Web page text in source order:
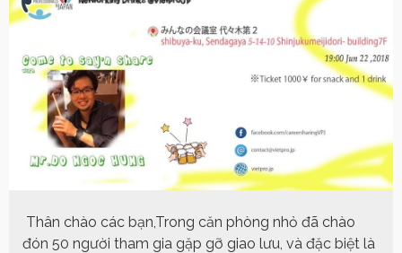
Thân chào các bạn,Trong căn phòng nhỏ đã chào
đón 50 người tham gia gặp gỡ giao lưu, và đặc biệt là